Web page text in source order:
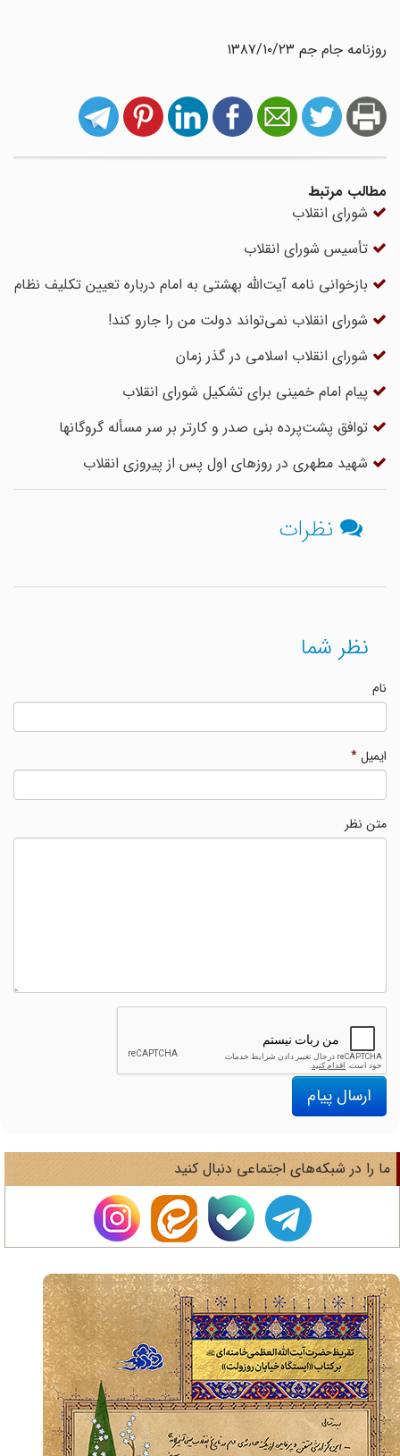
روزنامه جام جم ۱۳۸۷/۱۰/۲۳
مطالب مرتبط
شورای انقلاب
تأسیس شورای انقلاب
بازخوانی نامه آیت‌الله بهشتی به امام درباره تعیین تکلیف نظام
شورای انقلاب نمی‌تواند دولت من را جارو کند!
شورای انقلاب اسلامی در گذر زمان
پیام امام خمینی برای تشکیل شورای انقلاب
توافق پشت‌پرده بنی صدر و کارتر بر سر مسأله گروگانها
شهید مطهری در روزهای اول پس از پیروزی انقلاب
نظرات
نظر شما
ایمیل*
متن نظر
ارسال پیام
را در شبکه‌های اجتماعی دنبال کنید